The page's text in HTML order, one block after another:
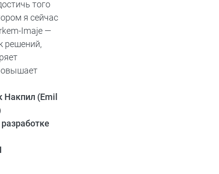
того
я сейчас
Imaje —
решений,
(Emil